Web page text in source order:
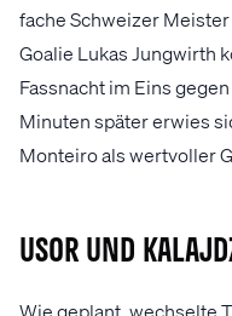
fache Schweizer
Goalie Lukas Jungwirth
Fassnacht im Eins
Minuten später erwies
Monteiro als wertvoller
Usor und
Wie geplant, wechselte